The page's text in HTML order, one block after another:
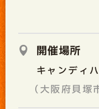
開催場所
キャンディ
（大阪府貝